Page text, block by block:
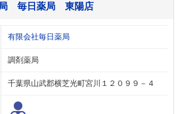
局 毎日薬局 東陽店
有限会社毎日薬局
調剤薬局
千葉県山武郡横芝光町宮川１２０９９－４